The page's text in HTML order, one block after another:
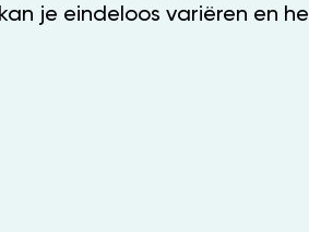
je eindeloos variëren en